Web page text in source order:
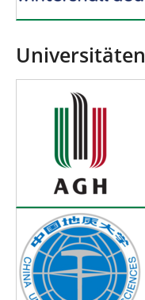
Universitäten